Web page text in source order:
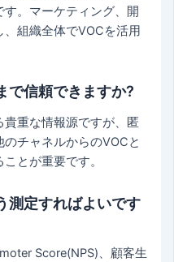
。マーケティング、開
組織全体でVOCを活用
で信頼できますか?
貴重な情報源ですが、匿
チャネルからのVOCと
とが重要です。
測定すればよいです
Score(NPS)、顧客生